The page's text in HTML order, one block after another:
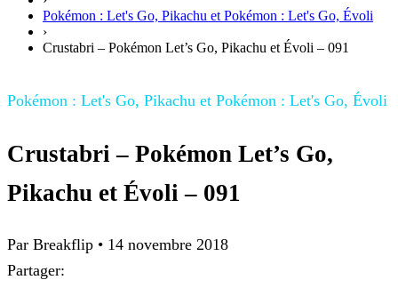
Pokémon : Let's Go, Pikachu et Pokémon : Let's Go, Évoli
›
Crustabri – Pokémon Let’s Go, Pikachu et Évoli – 091
Pokémon : Let's Go, Pikachu et Pokémon : Let's Go, Évoli
Crustabri – Pokémon Let’s Go,
Pikachu et Évoli – 091
Par Breakflip • 14 novembre 2018
Partager: